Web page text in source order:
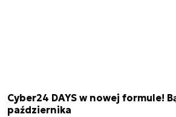
Cyber24 DAYS w nowej formule!
października